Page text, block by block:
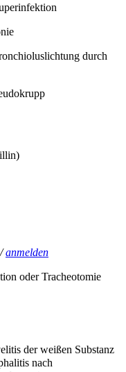
durch
/anmelden
oder Tracheotomie
der weißen Substanz
nach